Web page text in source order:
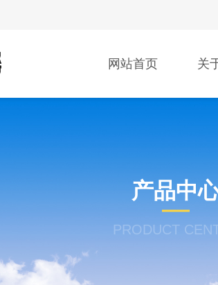
网站首页 关
产品中
PRODUCT